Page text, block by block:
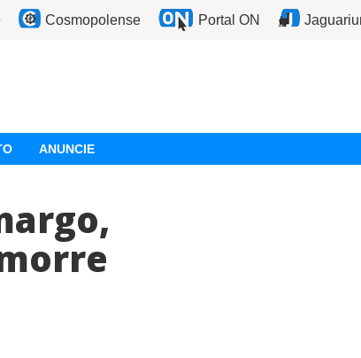
Cosmopolense Portal ON
ANUNCIE